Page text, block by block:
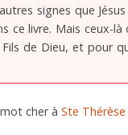
signes que
ce livre. Mais ceux-
de Dieu, et pour
cher à Ste Thérèse